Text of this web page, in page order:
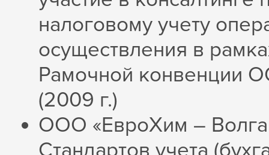
налоговому учету
осуществления в
Рамочной конвенции
(2009 г.)
ООО «ЕвроХим –